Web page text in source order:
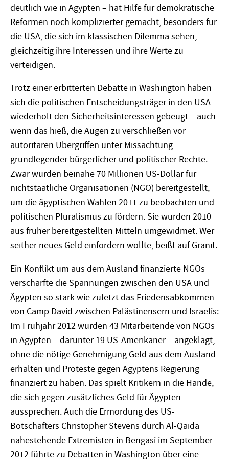
deutlich wie in Ägypten – hat Hilfe für demokratische
Reformen noch komplizierter gemacht, besonders für
die USA, die sich im klassischen Dilemma sehen,
gleichzeitig ihre Interessen und ihre Werte zu
verteidigen.
Trotz einer erbitterten Debatte in Washington haben
sich die politischen Entscheidungsträger in den USA
wiederholt den Sicherheitsinteressen gebeugt – auch
wenn das hieß, die Augen zu verschließen vor
autoritären Übergriffen unter Missachtung
grundlegender bürgerlicher und politischer Rechte.
Zwar wurden beinahe 70 Millionen US-Dollar für
nichtstaatliche Organisationen (NGO) bereitgestellt,
um die ägyptischen Wahlen 2011 zu beobachten und
politischen Pluralismus zu fördern. Sie wurden 2010
aus früher bereitgestellten Mitteln umgewidmet. Wer
seither neues Geld einfordern wollte, beißt auf Granit.
Ein Konflikt um aus dem Ausland finanzierte NGOs
verschärfte die Spannungen zwischen den USA und
Ägypten so stark wie zuletzt das Friedensabkommen
von Camp David zwischen Palästinensern und Israelis:
Im Frühjahr 2012 wurden 43 Mitarbeitende von NGOs
in Ägypten – darunter 19 US-Amerikaner – angeklagt,
ohne die nötige Genehmigung Geld aus dem Ausland
erhalten und Proteste gegen Ägyptens Regierung
finanziert zu haben. Das spielt Kritikern in die Hände,
die sich gegen zusätzliches Geld für Ägypten
aussprechen. Auch die Ermordung des US-
Botschafters Christopher Stevens durch Al-Qaida
nahestehende Extremisten in Bengasi im September
2012 führte zu Debatten in Washington über eine